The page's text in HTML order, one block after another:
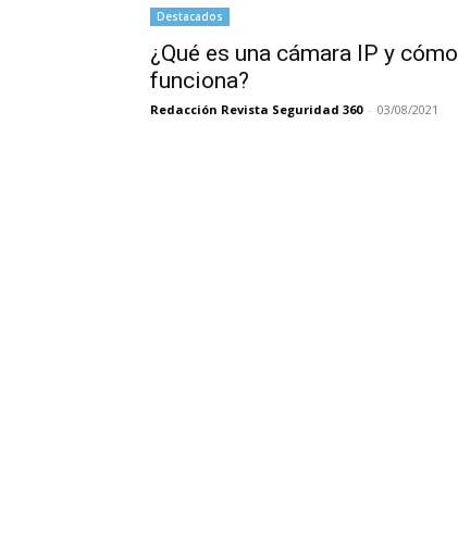
Destacados
¿Qué es una cámara IP y cómo
funciona?
Redacción Revista Seguridad 360 - 03/08/2021